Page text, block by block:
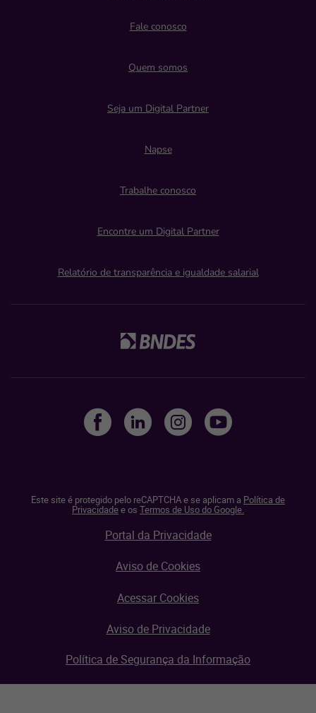
Fale conosco
Quem somos
Seja um Digital Partner
Napse
Trabalhe conosco
Encontre um Digital Partner
Relatório de transparência e igualdade salarial
Este site é protegido pelo reCAPTCHA e se aplicam a Política de
Privacidadee os Termos de Uso do Google.
Portal da Privacidade
Aviso de Cookies
Acessar Cookies
Aviso de Privacidade
Política de Segurança da Informação